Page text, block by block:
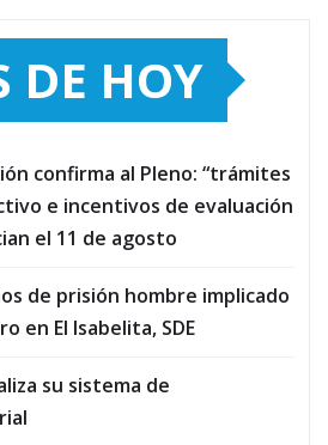
DE HOY
confirma al Pleno: “trámites
e incentivos de evaluación
el 11 de agosto
de prisión hombre implicado
en El Isabelita, SDE
su sistema de